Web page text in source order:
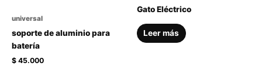
universal
soporte de aluminio para
batería
$ 45.000
Gato Eléctrico
Leer más